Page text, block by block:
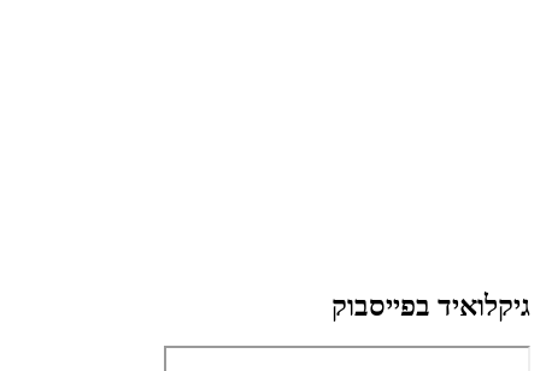
גיקלואיד בפייסבוק